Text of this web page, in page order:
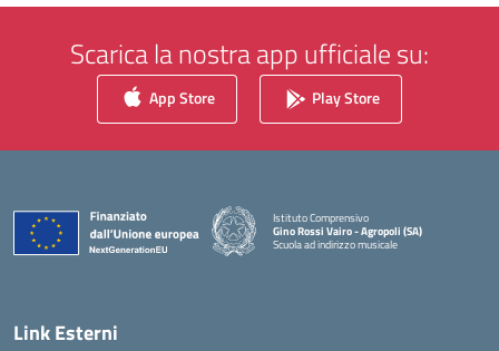
Scarica la nostra app ufficiale su:
App Store Play Store
Istituto Comprensivo
Gino Rossi Vairo - Agropoli (SA)
Scuola ad indirizzo musicale
Link Esterni